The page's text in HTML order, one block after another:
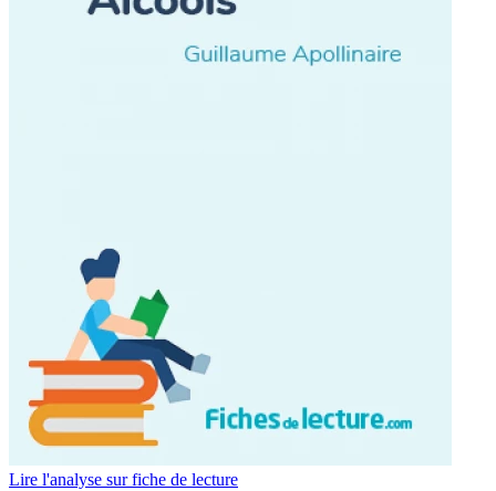
Lire l'analyse sur fiche de lecture